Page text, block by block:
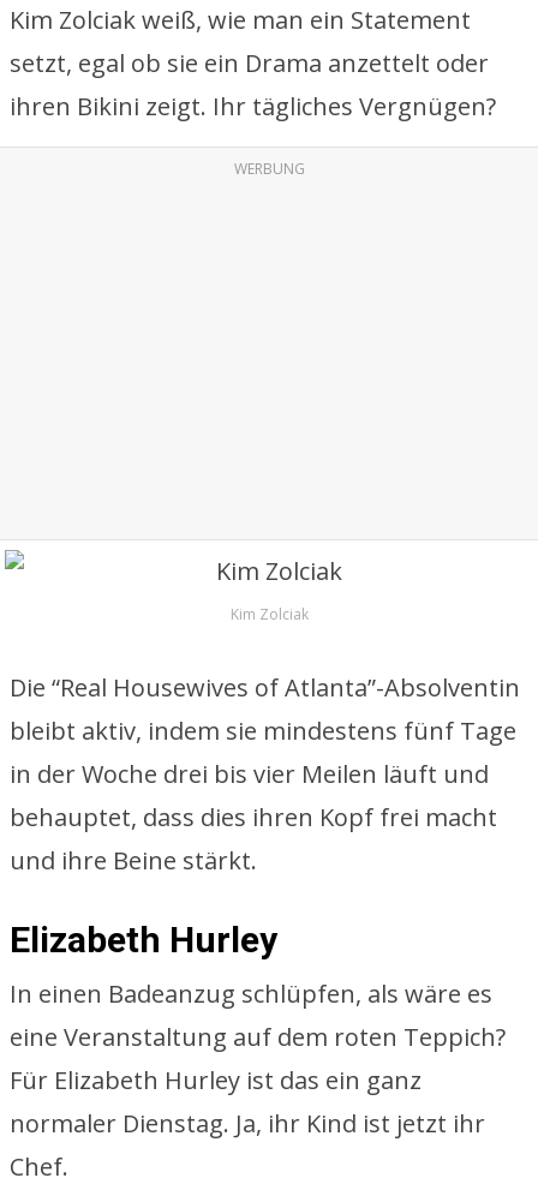
Kim Zolciak weiß, wie man ein Statement
setzt, egal ob sie ein Drama anzettelt oder
ihren Bikini zeigt. Ihr tägliches Vergnügen?
WERBUNG
Kim Zolciak
Die “Real Housewives of Atlanta”-Absolventin
bleibt aktiv, indem sie mindestens fünf Tage
in der Woche drei bis vier Meilen läuft und
behauptet, dass dies ihren Kopf frei macht
und ihre Beine stärkt.
Elizabeth Hurley
In einen Badeanzug schlüpfen, als wäre es
eine Veranstaltung auf dem roten Teppich?
Für Elizabeth Hurley ist das ein ganz
normaler Dienstag. Ja, ihr Kind ist jetzt ihr
Chef.